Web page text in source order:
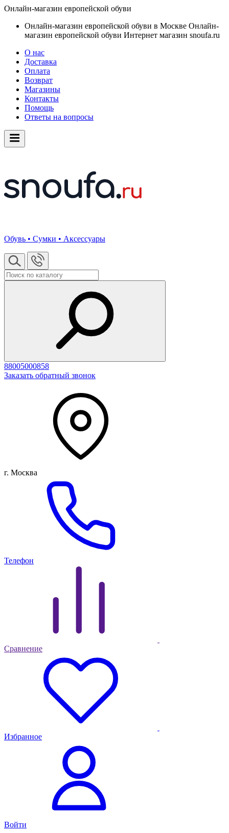
Онлайн-магазин европейской обуви
Онлайн-магазин европейской обуви в Москве Онлайн-
магазин европейской обуви Интернет магазин snoufa.ru
О нас
Доставка
Оплата
Возврат
Магазины
Контакты
Помощь
Ответы на вопросы
Обувь • Сумки • Аксессуары
88005000858
Заказать обратный звонок
г. Москва
Телефон
Сравнение
Избранное
Войти